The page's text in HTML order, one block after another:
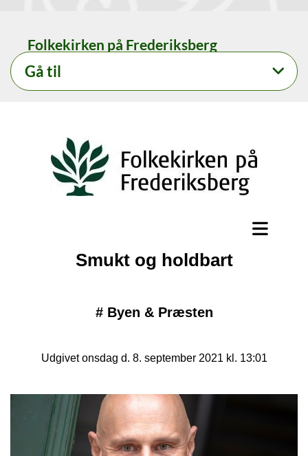
Folkekirken på Frederiksberg
Gå til
Smukt og holdbart
# Byen & Præsten
Udgivet onsdag d. 8. september 2021 kl. 13:01